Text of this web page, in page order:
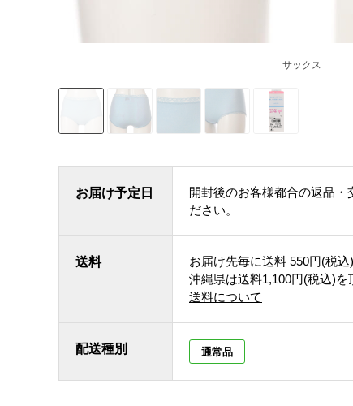
サックス
お届け予定日
開封後のお客様都合の返品・
ださい。
送料 お届け先毎に送料 550円(税込)
沖縄県は送料1,100円(税込)を
送料について
配送種別 通常品